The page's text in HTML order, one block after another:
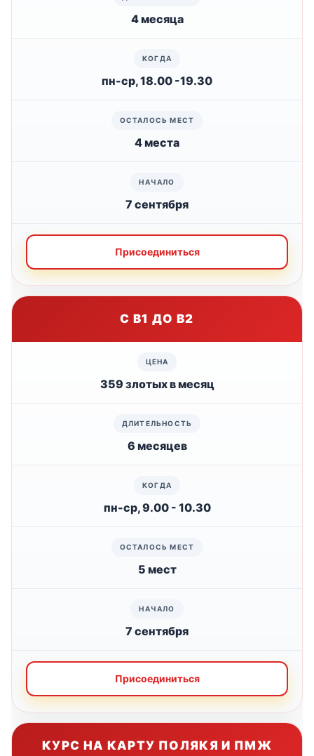
4 месяца
пн-ср, 18.00 -19.30
4 места
7 сентября
Присоединиться
С B1 ДО B2
359 злотых в месяц
6 месяцев
пн-ср, 9.00 - 10.30
5 мест
7 сентября
Присоединиться
КУРС НА КАРТУ ПОЛЯКЯ И ПМЖ